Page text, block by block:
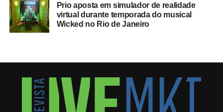
Entre as sedes, o governo do Marrocos antecipou
investimentos por meio do programaAirports 2030
focado em expandir a capacidade para 80 milhões de
apresentará um nível de complexidade inédito para os
gestores de eventos e viagens, já que envolverá
diferentes aspectos culturais, legislações e operações
Prio aposta em simulador de realidade
virtual durante temporada do musical
Wicked no Rio de Janeiro